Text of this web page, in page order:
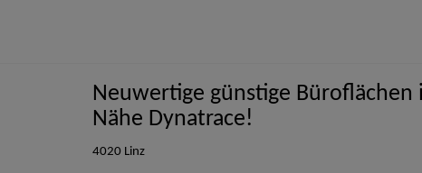
Neuwertige günstige Büroflächen
Nähe Dynatrace!
4020 Linz